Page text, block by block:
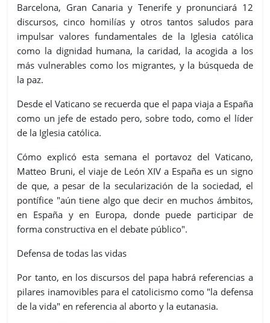
Barcelona, Gran Canaria y Tenerife y pronunciará 12
discursos, cinco homilías y otros tantos saludos para
impulsar valores fundamentales de la Iglesia católica
como la dignidad humana, la caridad, la acogida a los
más vulnerables como los migrantes, y la búsqueda de
la paz.
Desde el Vaticano se recuerda que el papa viaja a España
como un jefe de estado pero, sobre todo, como el líder
de la Iglesia católica.
Cómo explicó esta semana el portavoz del Vaticano,
Matteo Bruni, el viaje de León XIV a España es un signo
de que, a pesar de la secularización de la sociedad, el
pontífice "aún tiene algo que decir en muchos ámbitos,
en España y en Europa, donde puede participar de
forma constructiva en el debate público".
Defensa de todas las vidas
Por tanto, en los discursos del papa habrá referencias a
pilares inamovibles para el catolicismo como "la defensa
de la vida" en referencia al aborto y la eutanasia.